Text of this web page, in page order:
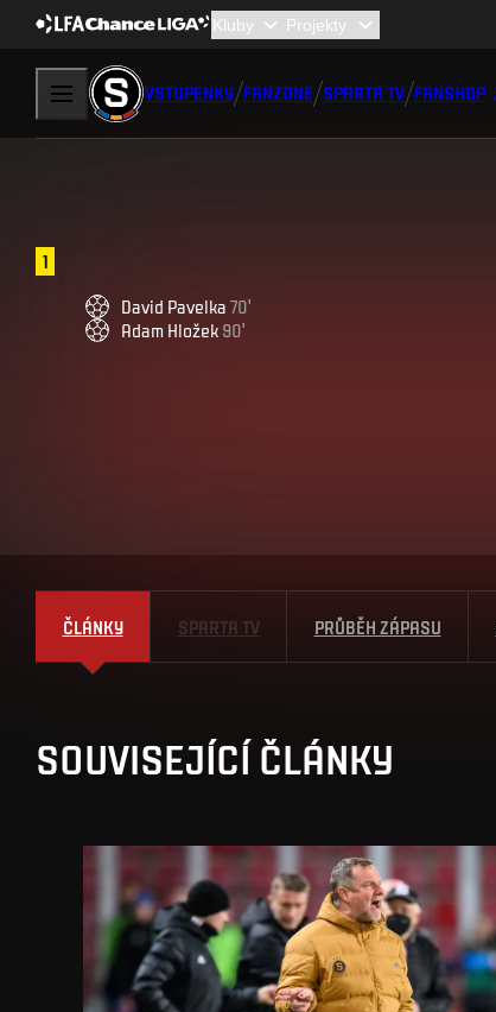
VSTUPENKY FANZONE SPARTA TV FANSHOP
1
David Pavelka 70'
Adam Hložek 90'
ČLÁNKY SPARTA TV PRŮBĚH ZÁPASU
SOUVISEJÍCÍ ČLÁNKY